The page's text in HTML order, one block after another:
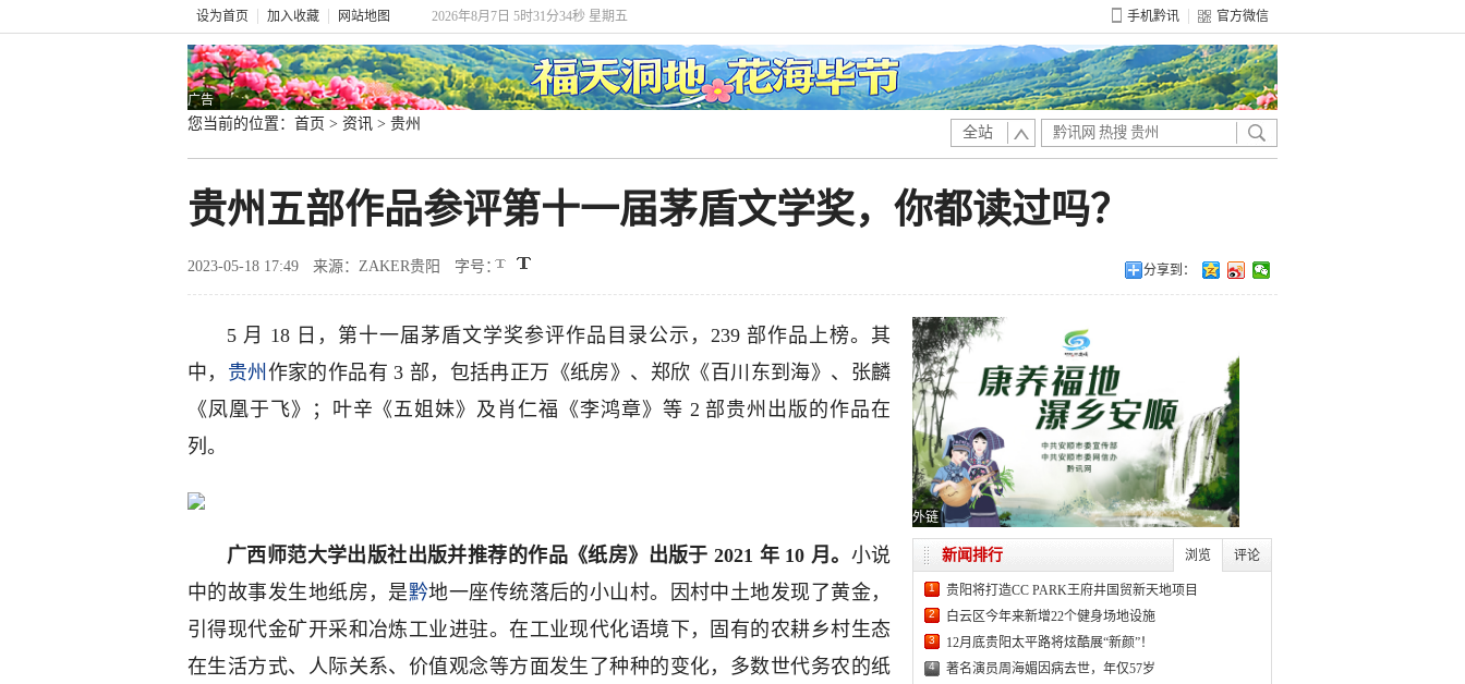
设为首页 加入收藏 网站地图 2026年8月7日 5时31分35秒 星期五 手机黔讯 官方微信
广告
您当前的位置： 首页 > 资讯 > 贵州
全站
贵州五部作品参评第十一届茅盾文学奖，你都读过吗？
2023-05-18 17:49 来源：ZAKER贵阳 字号： 分享到：
5 月 18 日，第十一届茅盾文学奖参评作品目录公示，239 部作品上榜。其
中， 贵州 作家的作品有 3 部，包括冉正万《纸房》、郑欣《百川东到海》、张麟
《凤凰于飞》；叶辛《五姐妹》及肖仁福《李鸿章》等 2 部贵州出版的作品在
列。
广西师范大学出版社出版并推荐的作品《纸房》出版于 2021 年 10 月。 小说
中的故事发生地纸房，是黔地一座传统落后的小山村。因村中土地发现了黄金，
引得现代金矿开采和冶炼工业进驻。在工业现代化语境下，固有的农耕乡村生态
在生活方式、人际关系、价值观念等方面发生了种种的变化，多数世代务农的纸
外链
浏览 评论
新闻排行
1 贵阳将打造CC PARK王府井国贸新天地项目
2 白云区今年来新增22个健身场地设施
3 12月底贵阳太平路将炫酷展“新颜”！
4 著名演员周海媚因病去世，年仅57岁